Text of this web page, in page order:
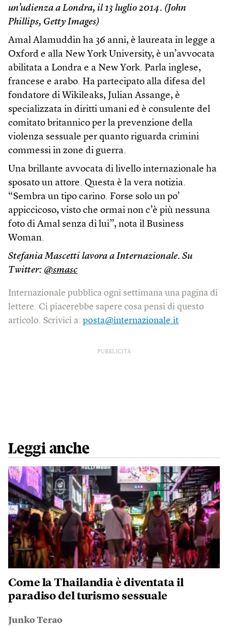
un’udienza a Londra, il 13 luglio 2014. (John
Phillips, Getty Images)
Amal Alamuddin ha 36 anni, è laureata in legge a
Oxford e alla New York University, è un’avvocata
abilitata a Londra e a New York. Parla inglese,
francese e arabo. Ha partecipato alla difesa del
fondatore di Wikileaks, Julian Assange, è
specializzata in diritti umani ed è consulente del
comitato britannico per la prevenzione della
violenza sessuale per quanto riguarda crimini
commessi in zone di guerra.
Una brillante avvocata di livello internazionale ha
sposato un attore. Questa è la vera notizia.
“Sembra un tipo carino. Forse solo un po’
appiccicoso, visto che ormai non c’è più nessuna
foto di Amal senza di lui”, nota il Business
Woman.
Stefania Mascetti lavora a Internazionale. Su
Twitter: @smasc
Internazionale pubblica ogni settimana una pagina di
lettere. Ci piacerebbe sapere cosa pensi di questo
articolo. Scrivici a: posta@internazionale.it
PUBBLICITÀ
Leggi anche
Come la Thailandia è diventata il
paradiso del turismo sessuale
Junko Terao